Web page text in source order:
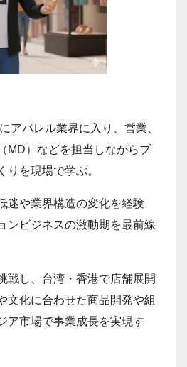
アパレル業界に入り、営業、
MD）などを担当しながらブ
りを現場で学ぶ。
迷や業界構造の変化を経験
ンビジネスの激動期を最前線
戦し、台湾・香港で店舗展開
文化に合わせた商品開発や組
ア市場で事業成長を実現す